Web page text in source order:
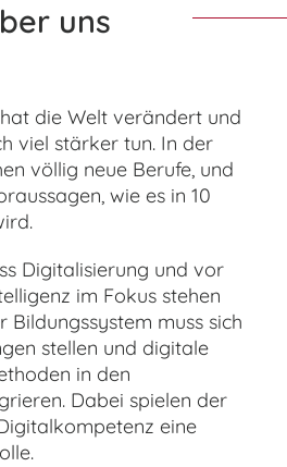
uns
die Welt verändert und
viel stärker tun. In der
völlig neue Berufe, und
wie es in 10
Digitalisierung und vor
im Fokus stehen
Bildungssystem muss sich
stellen und digitale
in den
Dabei spielen der
eine